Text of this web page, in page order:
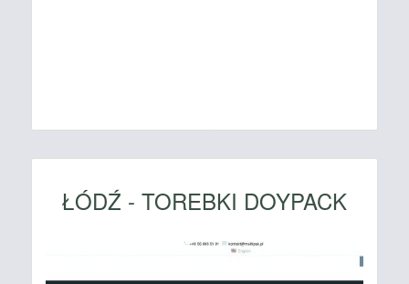
ŁÓDŹ - TOREBKI DOYPACK